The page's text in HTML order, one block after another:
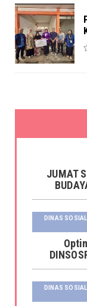
JUMAT
DINAS
DINAS